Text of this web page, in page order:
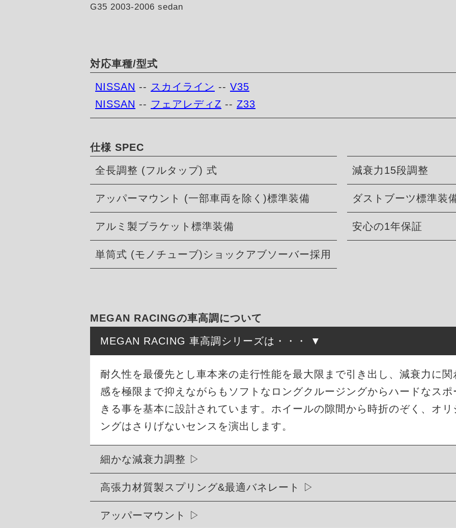
G35 2003-2006 sedan
対応車種/型式
NISSAN -- スカイライン -- V35
NISSAN -- フェアレディZ -- Z33
仕様 SPEC
全長調整 (フルタップ) 式 減衰力15段調整
アッパーマウント (一部車両を除く)標準装備 ダストブーツ標準装
アルミ製ブラケット標準装備 安心の1年保証
単筒式 (モノチューブ)ショックアブソーバー採用
MEGAN RACINGの車高調について
MEGAN RACING 車高調シリーズは・・・
耐久性を最優先とし車本来の走行性能を最大限まで引き出し、減衰力に
感を極限まで抑えながらもソフトなロングクルージングからハードなス
きる事を基本に設計されています。ホイールの隙間から時折のぞく、オ
ングはさりげないセンスを演出します。
細かな減衰力調整
高張力材質製スプリング&最適バネレート
アッパーマウント